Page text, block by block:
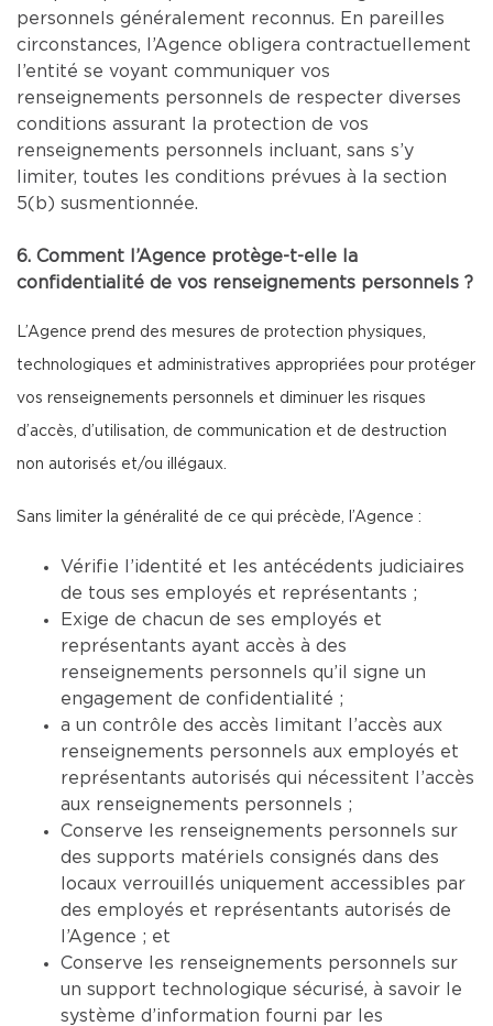
personnels généralement reconnus. En pareilles
circonstances, l’Agence obligera contractuellement
l’entité se voyant communiquer vos
renseignements personnels de respecter diverses
conditions assurant la protection de vos
renseignements personnels incluant, sans s’y
limiter, toutes les conditions prévues à la section
5(b) susmentionnée.
6. Comment l’Agence protège-t-elle la
confidentialité de vos renseignements personnels ?
L’Agence prend des mesures de protection physiques,
technologiques et administratives appropriées pour protéger
vos renseignements personnels et diminuer les risques
d’accès, d’utilisation, de communication et de destruction
non autorisés et/ou illégaux.
Sans limiter la généralité de ce qui précède, l’Agence :
Vérifie l’identité et les antécédents judiciaires
de tous ses employés et représentants ;
Exige de chacun de ses employés et
représentants ayant accès à des
renseignements personnels qu’il signe un
engagement de confidentialité ;
a un contrôle des accès limitant l’accès aux
renseignements personnels aux employés et
représentants autorisés qui nécessitent l’accès
aux renseignements personnels ;
Conserve les renseignements personnels sur
des supports matériels consignés dans des
locaux verrouillés uniquement accessibles par
des employés et représentants autorisés de
l’Agence ; et
Conserve les renseignements personnels sur
un support technologique sécurisé, à savoir le
système d’information fourni par les